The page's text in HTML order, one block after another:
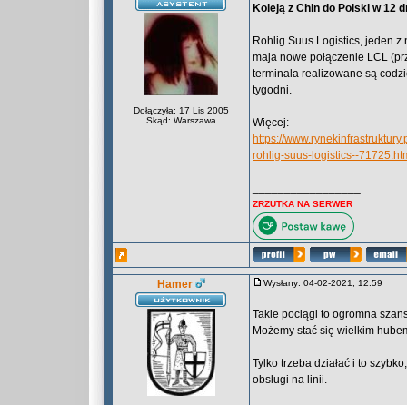
Dołączyła: 17 Lis 2005
Skąd: Warszawa
Koleją z Chin do Polski w 12
Rohlig Suus Logistics, jeden z
maja nowe połączenie LCL
terminala realizowane są
tygodni.
Więcej:
https://
rohlig-suus-logistics--
ZRZUTKA NA SERWER
Hamer Wysłany: 04-02-2021, 12:59
Takie pociągi to ogromna
Możemy stać się wielkim
Tylko trzeba działać i to
obsługi na linii.